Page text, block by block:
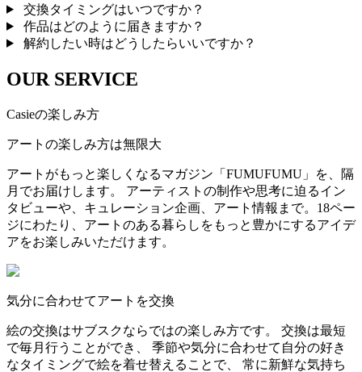
交換タイミングはいつですか？
作品はどのように届きますか？
解約したい時はどうしたらいいですか？
OUR SERVICE
Casieの楽しみ方
アートの楽しみ方は無限大
アートがもっと楽しくなるマガジン「FUMUFUMU」を、隔
月でお届けします。 アーティストの制作や思考に迫るイン
タビューや、キュレーション企画、アート情報まで。18ペー
ジにわたり、アートのある暮らしをもっと豊かにするアイデ
アをお楽しみいただけます。
気分に合わせてアートを交換
絵の交換はサブスクならではの楽しみ方です。 交換は最短
で毎月行うことができ、 季節や気分に合わせて自分の好き
なタイミングで絵を着せ替えることで、 常に新鮮な気持ち